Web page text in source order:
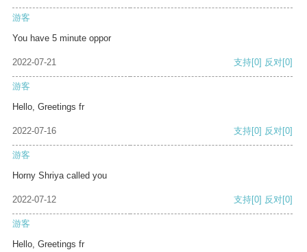
游客
You have 5 minute oppor
2022-07-21 支持[0] 反对[0]
游客
Hello, Greetings fr
2022-07-16 支持[0] 反对[0]
游客
Horny Shriya called you
2022-07-12 支持[0] 反对[0]
游客
Hello, Greetings fr